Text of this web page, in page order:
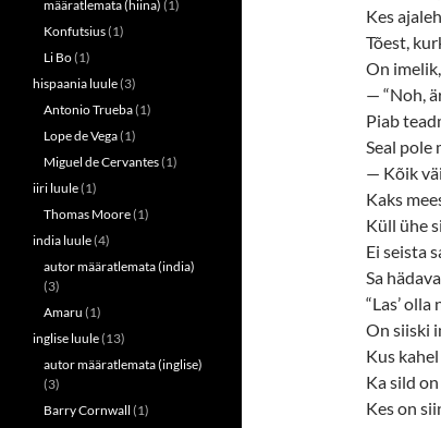
Kes
Tõest,
On
— “Noh,
Piab
Seal pole
— Kõik
Kaks
Küll ühe
Ei seista
Sa
“Las’
On siiski
Kus
Ka sild
Kes on
määratlemata (hiina) (1)
Konfutsius(1)
Li Bo(1)
hispaania luule(3)
Antonio Trueba(1)
Lope de Vega(1)
Miguel de Cervantes(1)
iiri luule(1)
Thomas Moore(1)
india luule(4)
autor määratlemata (india)
(3)
Amaru (1)
inglise luule(13)
autor määratlemata (inglise)
(3)
Barry Cornwall (1)